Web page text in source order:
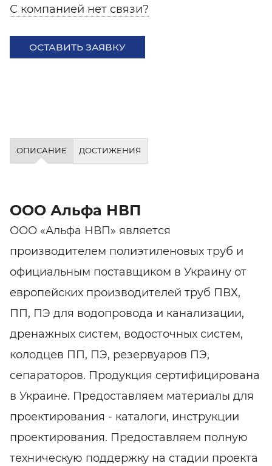
С компанией нет связи?
ОСТАВИТЬ ЗАЯВКУ
ОПИСАНИЕ ДОСТИЖЕНИЯ
ООО Альфа НВП
ООО «Альфа НВП» является
производителем полиэтиленовых труб и
официальным поставщиком в Украину от
европейских производителей труб ПВХ,
ПП, ПЭ для водопровода и канализации,
дренажных систем, водосточных систем,
колодцев ПП, ПЭ, резервуаров ПЭ,
сепараторов. Продукция сертифицирована
в Украине. Предоставляем материалы для
проектирования - каталоги, инструкции
проектирования. Предоставляем полную
техническую поддержку на стадии проекта